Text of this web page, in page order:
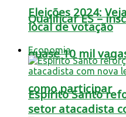
Qualificar ES –
quase 10 mil
como participar
Eleições 2024:
local de votação
Economia
Espírito Santo
setor atacadista